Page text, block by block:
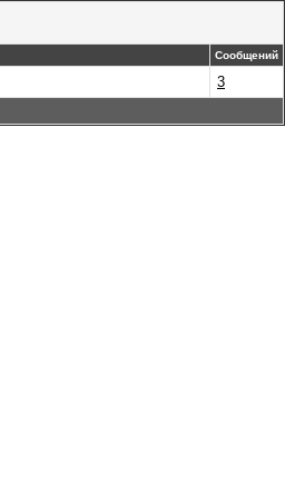
Сообщений
3